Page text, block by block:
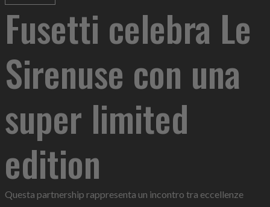
Fusetti celebra Le
Sirenuse con una
super limited
edition
Questa partnership rappresenta un incontro tra eccellenze